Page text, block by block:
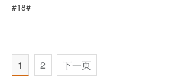
#18#
1 2 下一页